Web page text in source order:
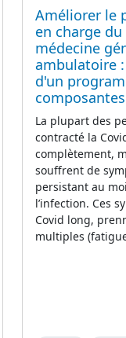
Améliorer le
en charge
médecine
ambulatoire
d'un
composantes
La plupart des
contracté la
complètement,
souffrent de
persistant au
l’infection. Ces
Covid long,
multiples